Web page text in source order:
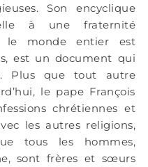
Son encyclique
à une fraternité
le monde entier est
est un document qui
Plus que tout autre
le pape François
chrétiennes et
les autres religions,
tous les hommes,
sont frères et sœurs